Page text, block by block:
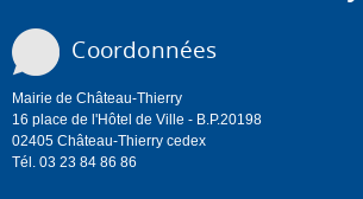
Coordonnées
Mairie de Château-Thierry
16 place de l'Hôtel de Ville - B.P.20198
02405 Château-Thierry cedex
Tél. 03 23 84 86 86